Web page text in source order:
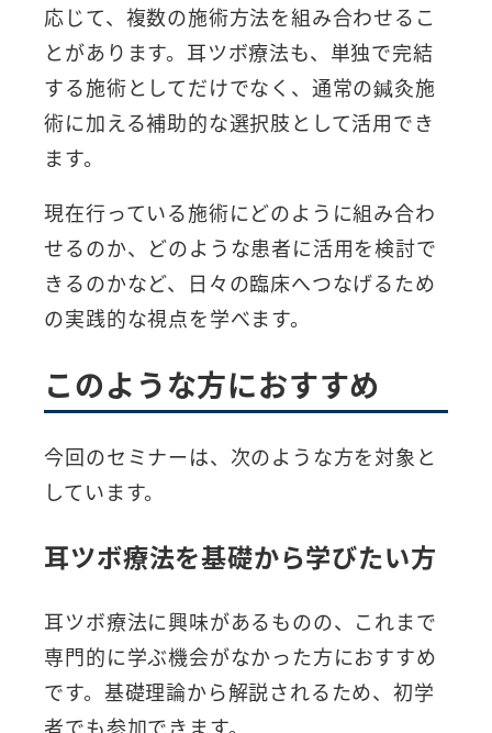
応じて、複数の施術方法を組み合わせるこ
とがあります。耳ツボ療法も、単独で完結
する施術としてだけでなく、通常の鍼灸施
術に加える補助的な選択肢として活用でき
ます。
現在行っている施術にどのように組み合わ
せるのか、どのような患者に活用を検討で
きるのかなど、日々の臨床へつなげるため
の実践的な視点を学べます。
このような方におすすめ
今回のセミナーは、次のような方を対象と
しています。
耳ツボ療法を基礎から学びたい方
耳ツボ療法に興味があるものの、これまで
専門的に学ぶ機会がなかった方におすすめ
です。基礎理論から解説されるため、初学
者でも参加できます。